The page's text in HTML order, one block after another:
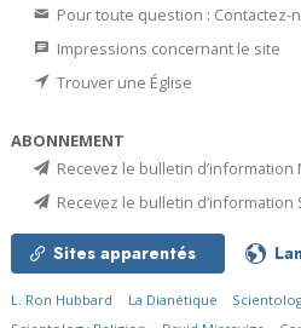
Pour toute question : Contactez-
Impressions concernant le site
Trouver une Église
ABONNEMENT
Recevez le bulletin
Recevez le bulletin d’information
Sites apparentés
L. Ron Hubbard La Dianétique